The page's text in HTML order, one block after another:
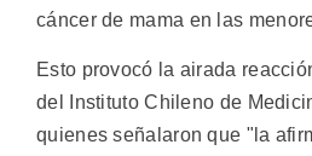
cáncer de mama en las
Esto provocó la airada
del Instituto Chileno de
quienes señalaron que "la